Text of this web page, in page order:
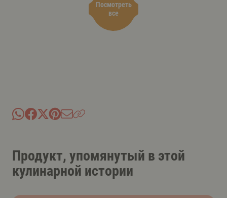
Посмотреть
все
Продукт, упомянутый в этой
кулинарной истории